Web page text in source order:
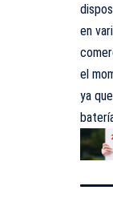
en
el
ya